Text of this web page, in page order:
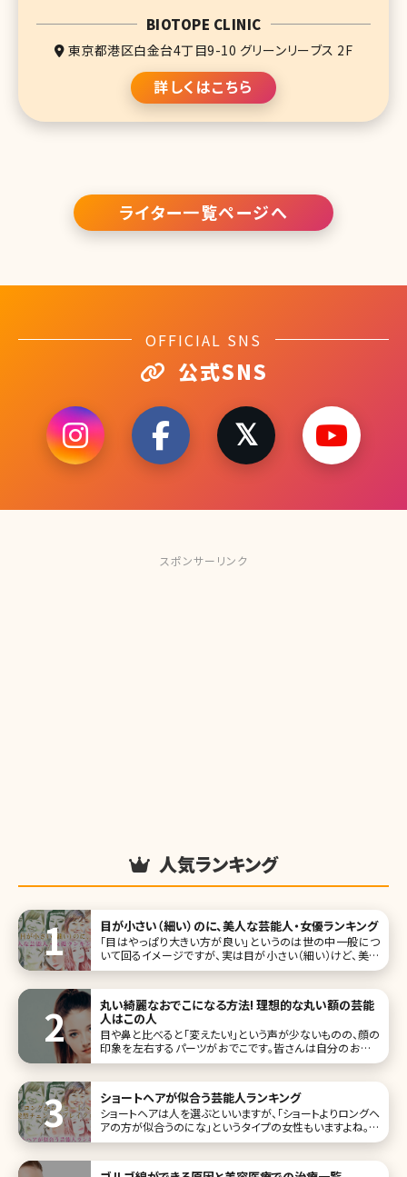
BIOTOPE CLINIC
東京都港区白金台4丁目9-10 グリーンリーブス 2F
詳しくはこちら
ライター一覧ページへ
OFFICIAL SNS
公式SNS
スポンサーリンク
人気ランキング
目が小さい（細い）のに、美人な芸能人・女優ランキング
「目はやっぱり大きい方が良い」というのは世の中一般につ
いて回るイメージですが、実は目が小さい（細い）けど、美人
だという人は結構いるものです。むしろそのことが、よりその
小さめの優しい目元にするには埋没法で奥二重にするとい
う方法があります。ま
丸い綺麗なおでこになる方法! 理想的な丸い額の芸能
人はこの人
目や鼻と比べると「変えたい!」という声が少ないものの、顔の
印象を左右するパーツがおでこです。皆さんは自分のおでこ
に満足していますか?美容大国・韓国ではおでこの美しさが
ショートヘアが似合う芸能人ランキング
ショートヘアは人を選ぶといいますが、「ショートよりロングヘ
アの方が似合うのにな」というタイプの女性もいますよね。一
般では目鼻立ちのはっきりした人がショートやベリーショート
てしまう人もいますが、今回は特にショートヘアが似合う芸